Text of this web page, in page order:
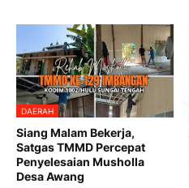
DAERAH
Siang Malam Bekerja,
Satgas TMMD Percepat
Penyelesaian Musholla
Desa Awang